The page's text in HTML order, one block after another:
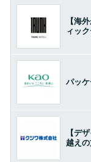
【海
ィッ
パッ
【デ
越え